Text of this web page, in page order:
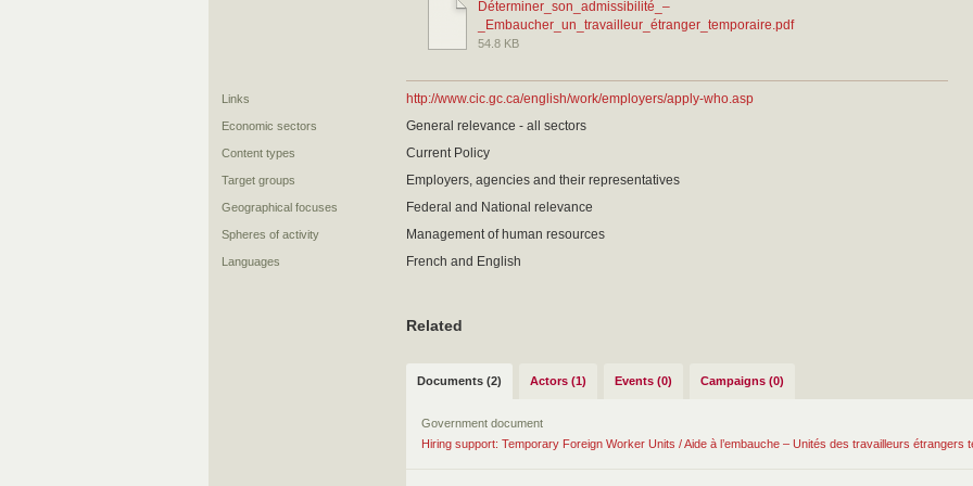
Déterminer_son_admissibilité_–
_Embaucher_un_travailleur_étranger_temporaire.pdf
54.8 KB
Links http://www.cic.gc.ca/english/work/employers/apply-who.asp
Economic sectors General relevance - all sectors
Content types Current Policy
Target groups Employers, agencies and their representatives
Geographical focuses Federal and National relevance
Spheres of activity Management of human resources
Languages French and English
Related
Documents (2) Actors (1) Events (0) Campaigns (0)
Government document
Hiring support: Temporary Foreign Worker Units / Aide à l’embauche – Unités des travailleurs étrangers